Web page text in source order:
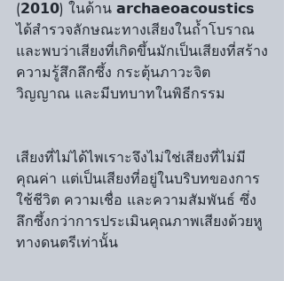
(𝟮𝟬𝟭𝟬) ในด้าน 𝗮𝗿𝗰𝗵𝗮𝗲𝗼𝗮𝗰𝗼𝘂𝘀𝘁𝗶𝗰𝘀
ได้สำรวจลักษณะทางเสียงในถ้ำโบราณ
และพบว่าเสียงที่เกิดขึ้นมักเป็นเสียงที่สร้าง
ความรู้สึกลึกซึ้ง กระตุ้นภาวะจิต
วิญญาณ และมีบทบาทในพิธีกรรม
เสียงที่ไม่ได้ไพเราะจึงไม่ใช่เสียงที่ไม่มี
คุณค่า แต่เป็นเสียงที่อยู่ในบริบทของการ
ใช้ชีวิต ความเชื่อ และความสัมพันธ์ ซึ่ง
ลึกซึ้งกว่าการประเมินคุณภาพเสียงด้วยหู
ทางดนตรีเท่านั้น